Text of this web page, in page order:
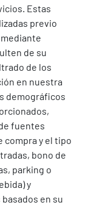
Estas
previo
de su
de los
en nuestra
demográficos
fuentes
compra y el tipo
bono de
parking o
y
en su